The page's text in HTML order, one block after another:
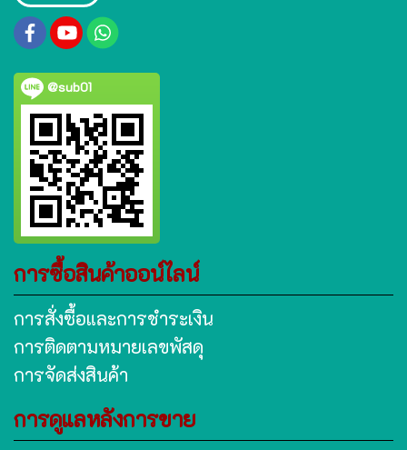
@sub01
การซื้อสินค้าออน์ไลน์
การสั่งซื้อและการชำระเงิน
การติดตามหมายเลขพัสดุ
การจัดส่งสินค้า
การดูแลหลังการขาย